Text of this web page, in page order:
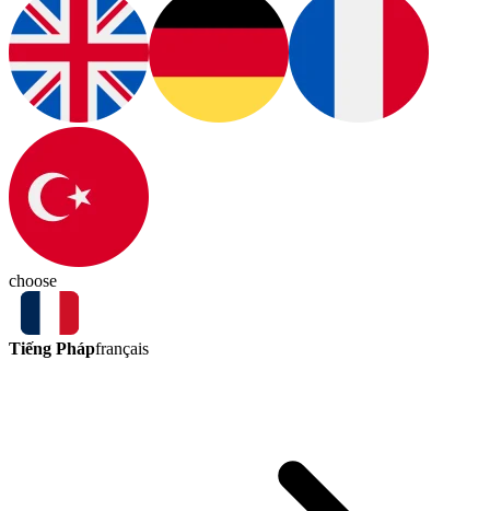
choose
Tiếng Phápfrançais